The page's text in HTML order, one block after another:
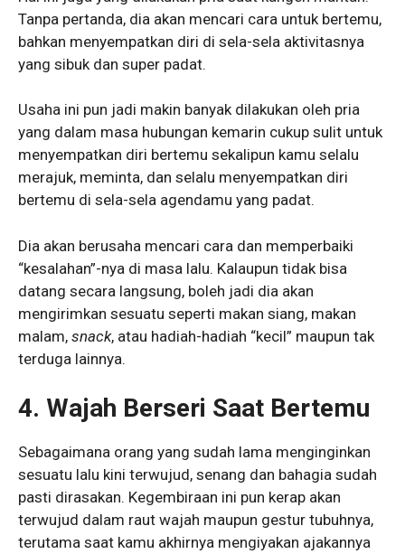
Tanpa pertanda, dia akan mencari cara untuk bertemu,
bahkan menyempatkan diri di sela-sela aktivitasnya
yang sibuk dan super padat.
Usaha ini pun jadi makin banyak dilakukan oleh pria
yang dalam masa hubungan kemarin cukup sulit untuk
menyempatkan diri bertemu sekalipun kamu selalu
merajuk, meminta, dan selalu menyempatkan diri
bertemu di sela-sela agendamu yang padat.
Dia akan berusaha mencari cara dan memperbaiki
“kesalahan”-nya di masa lalu. Kalaupun tidak bisa
datang secara langsung, boleh jadi dia akan
mengirimkan sesuatu seperti makan siang, makan
malam, snack, atau hadiah-hadiah “kecil” maupun tak
terduga lainnya.
4. Wajah Berseri Saat Bertemu
Sebagaimana orang yang sudah lama menginginkan
sesuatu lalu kini terwujud, senang dan bahagia sudah
pasti dirasakan. Kegembiraan ini pun kerap akan
terwujud dalam raut wajah maupun gestur tubuhnya,
terutama saat kamu akhirnya mengiyakan ajakannya